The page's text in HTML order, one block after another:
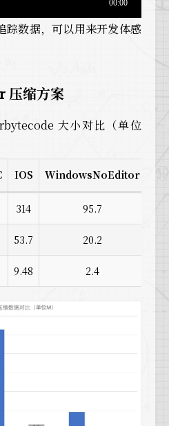
踪数据，可以用来开发体感
压缩方案
大小对比（单位
IOS WindowsNoEditor
314 95.7
53.7 20.2
9.48 2.4